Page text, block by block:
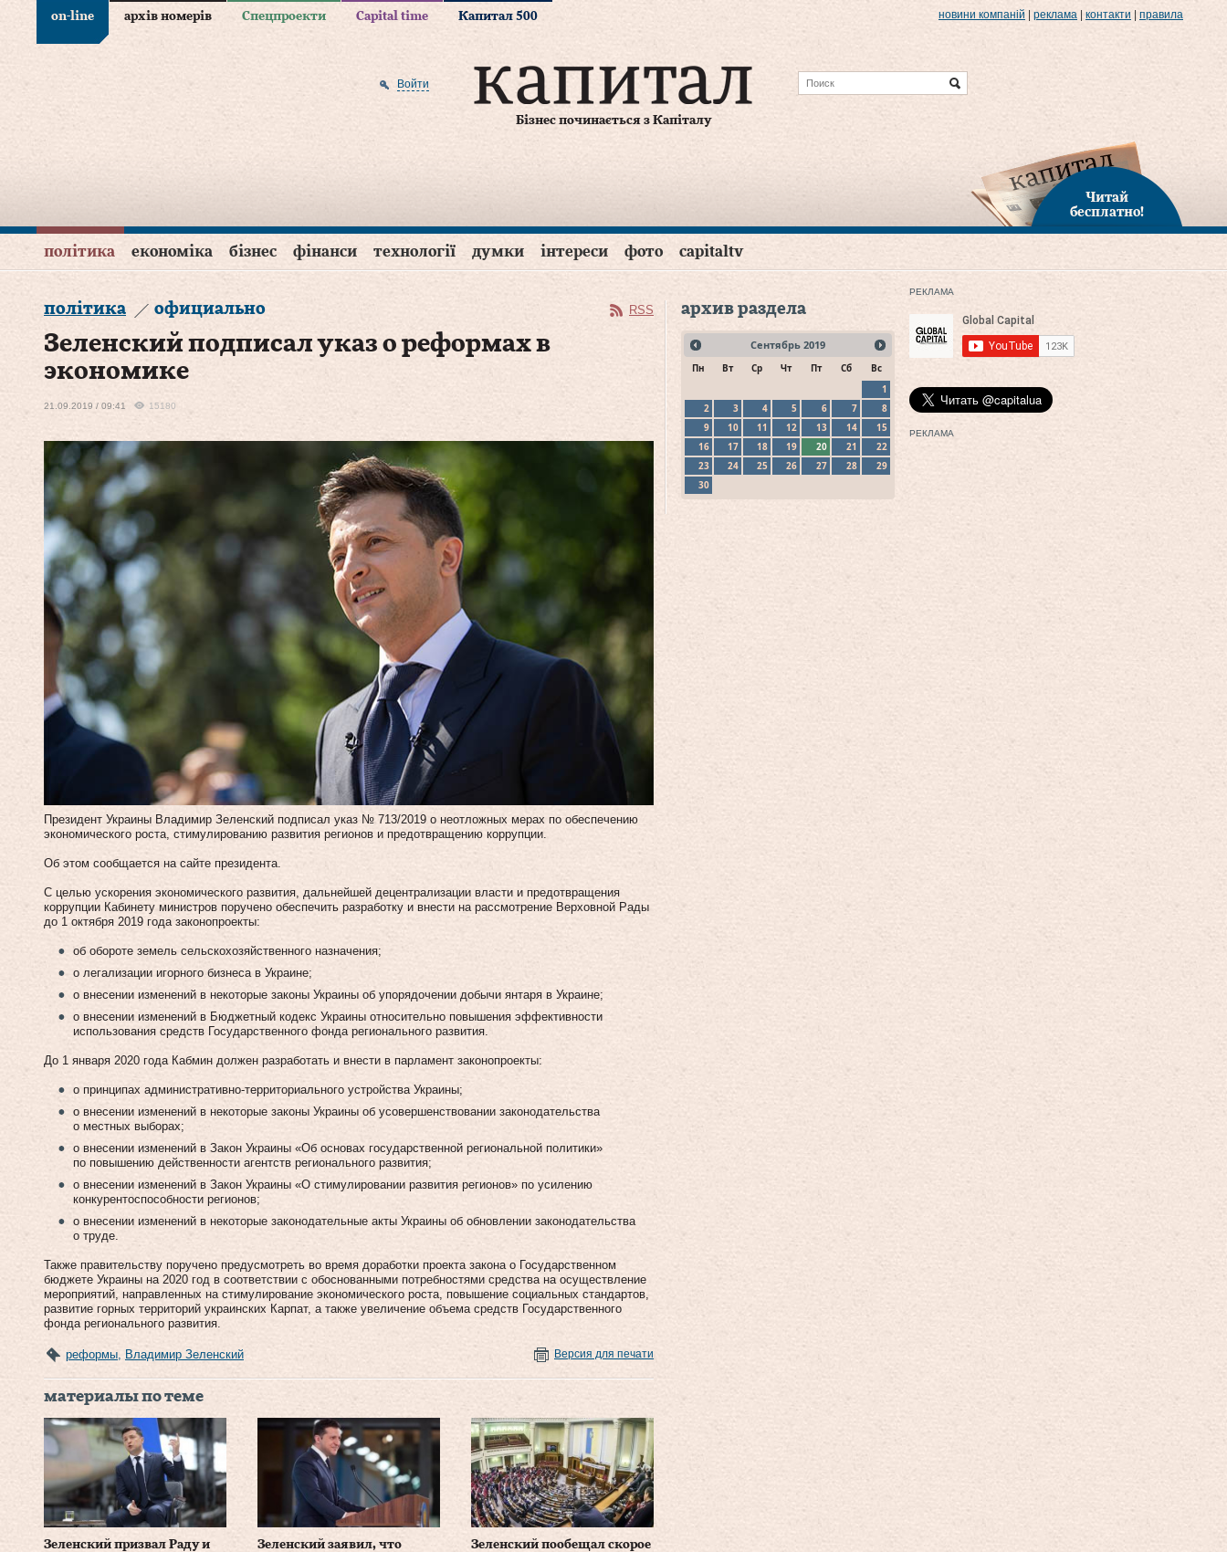
on-line архів номерів Спецпроекти Capital time Капитал 500 новини компаній реклама контакти правила
Бізнес починається з Капіталу
Войти
Читай
бесплатно!
політика економіка бізнес фінанси технології думки інтереси фото capitaltv
політика официально RSS
Зеленский подписал указ о реформах в
экономике
21.09.2019 / 09:41 15180
Президент Украины Владимир Зеленский подписал указ № 713/2019 о неотложных мерах по обеспечению
экономического роста, стимулированию развития регионов и предотвращению коррупции.
Об этом сообщается на сайте президента.
С целью ускорения экономического развития, дальнейшей децентрализации власти и предотвращения
коррупции Кабинету министров поручено обеспечить разработку и внести на рассмотрение Верховной Рады
до 1 октября 2019 года законопроекты:
об обороте земель сельскохозяйственного назначения;
о легализации игорного бизнеса в Украине;
о внесении изменений в некоторые законы Украины об упорядочении добычи янтаря в Украине;
о внесении изменений в Бюджетный кодекс Украины относительно повышения эффективности
использования средств Государственного фонда регионального развития.
До 1 января 2020 года Кабмин должен разработать и внести в парламент законопроекты:
о принципах административно-территориального устройства Украины;
о внесении изменений в некоторые законы Украины об усовершенствовании законодательства
о местных выборах;
о внесении изменений в Закон Украины «Об основах государственной региональной политики»
по повышению действенности агентств регионального развития;
о внесении изменений в Закон Украины «О стимулировании развития регионов» по усилению
конкурентоспособности регионов;
о внесении изменений в некоторые законодательные акты Украины об обновлении законодательства
о труде.
Также правительству поручено предусмотреть во время доработки проекта закона о Государственном
бюджете Украины на 2020 год в соответствии с обоснованными потребностями средства на осуществление
мероприятий, направленных на стимулирование экономического роста, повышение социальных стандартов,
развитие горных территорий украинских Карпат, а также увеличение объема средств Государственного
фонда регионального развития.
реформы Владимир Зеленский Версия для печати
материалы по теме
Зеленский призвал Раду и
Зеленский заявил, что
Зеленский пообещал скорое
архив раздела
Сентябрь 2019
Пн Вт Ср Чт Пт Сб
Вс
1
2
3 4 5 6 7
8
9
10 11 12 13 14
15
16
17 18 19 20 21
22
23
24 25 26 27 28
29
30
РЕКЛАМА
РЕКЛАМА